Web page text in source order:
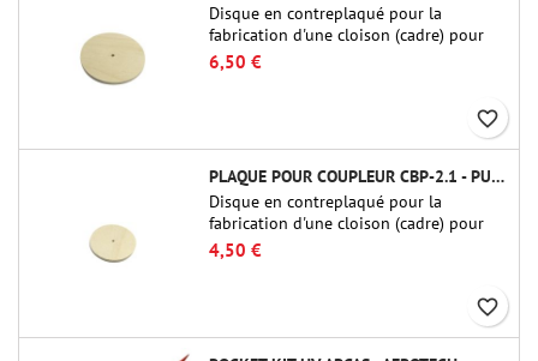
Disque en contreplaqué pour la
fabrication d'une cloison (cadre) pour
raccords tubulaires de 75 mm de Public
Missiles Ltd. (PT-3.0/QT-3.0)
6,50 €
favorite_border
PLAQUE POUR COUPLEUR CBP-2.1 - PUBLIC MISSILES LTD.
Disque en contreplaqué pour la
fabrication d'une cloison (cadre) pour
raccords tubulaires de 54 mm de Public
Missiles Ltd. (PT-2.1 ou QT-2.1)
4,50 €
favorite_border